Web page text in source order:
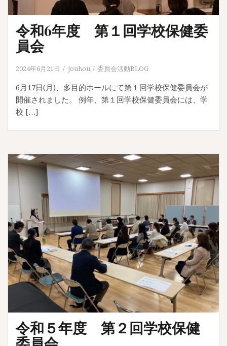
令和6年度 第１回学校保健委
員会
2024年6月21日 jouhou 委員会活動BLOG
6月17日(月)、多目的ホールにて第１回学校保健委員会が
開催されました。 例年、第１回学校保健委員会には、学
校 […]
令和５年度 第２回学校保健